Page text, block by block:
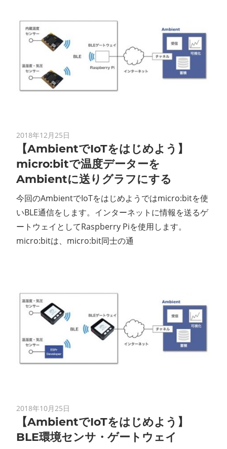
2018年12月25日
【AmbientでIoTをはじめよう】
micro:bitで温度データーを
Ambientに送りグラフにする
今回のAmbientでIoTをはじめようではmicro:bitを使
いBLE通信をします。インターネットに情報を送るゲ
ートウェイとしてRaspberry Piを使用します。
micro:bitは、micro:bit同士の通
2018年10月25日
【AmbientでIoTをはじめよう】
BLE環境センサ・ゲートウェイ